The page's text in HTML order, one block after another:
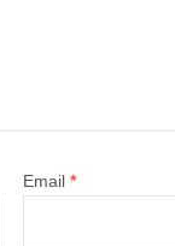
Email *